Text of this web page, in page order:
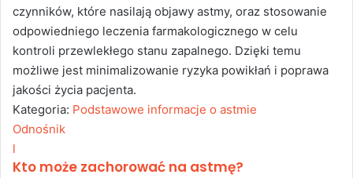
czynników, które nasilają objawy astmy, oraz stosowanie
odpowiedniego leczenia farmakologicznego w celu
kontroli przewlekłego stanu zapalnego. Dzięki temu
możliwe jest minimalizowanie ryzyka powikłań i poprawa
jakości życia pacjenta.
Kategoria: Podstawowe informacje o astmie
Odnośnik
l
Kto może zachorować na astmę?